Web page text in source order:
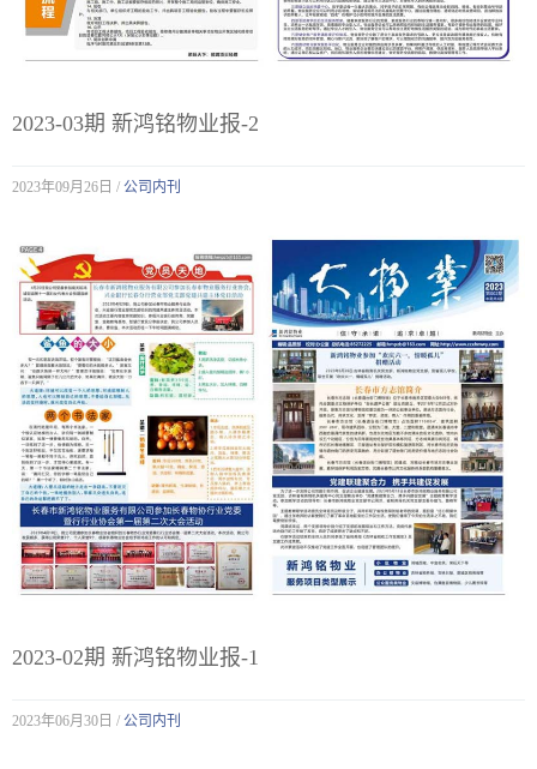
2023-03期 新鸿铭物业报-2
2023年09月26日 / 公司内刊
2023-02期 新鸿铭物业报-1
2023年06月30日 / 公司内刊